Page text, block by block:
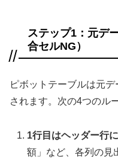
ステップ1：元デ
合セルNG）
ピボットテーブルは元
されます。次の4つのル
1行目はヘッダー行
額」など、各列の見